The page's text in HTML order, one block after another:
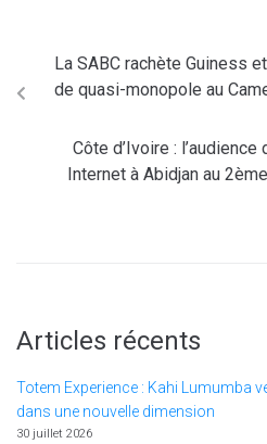
La SABC rachète Guiness
de quasi-monopole au
Côte d’Ivoire :
Internet à Abidjan au
Articles récents
Totem Experience : Kahi Lumumba
dans une nouvelle dimension
30 juillet 2026